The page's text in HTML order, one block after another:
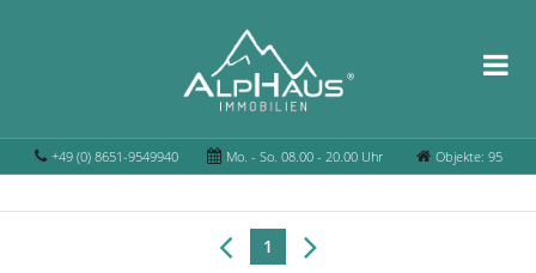
+49 (0) 8651-9549940 Mo. - So. 08.00 - 20.00 Uhr Objekte: 95
1